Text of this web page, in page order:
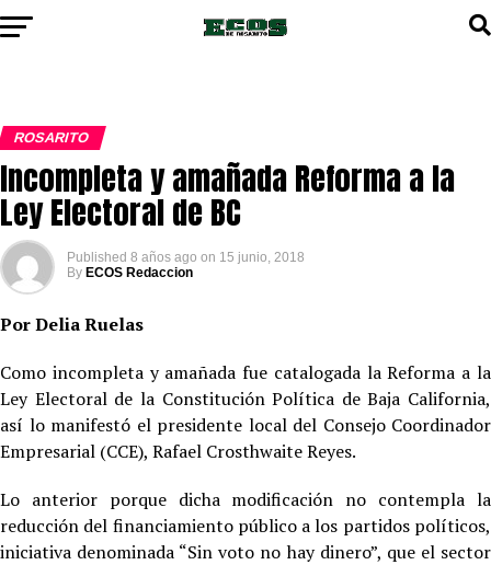
ROSARITO
Incompleta y amañada Reforma a la
Ley Electoral de BC
Published 8 años ago on 15 junio, 2018
By ECOS Redaccion
Por Delia Ruelas
Como incompleta y amañada fue catalogada la Reforma a la
Ley Electoral de la Constitución Política de Baja California,
así lo manifestó el presidente local del Consejo Coordinador
Empresarial (CCE), Rafael Crosthwaite Reyes.
Lo anterior porque dicha modificación no contempla la
reducción del financiamiento público a los partidos políticos,
iniciativa denominada “Sin voto no hay dinero”, que el sector